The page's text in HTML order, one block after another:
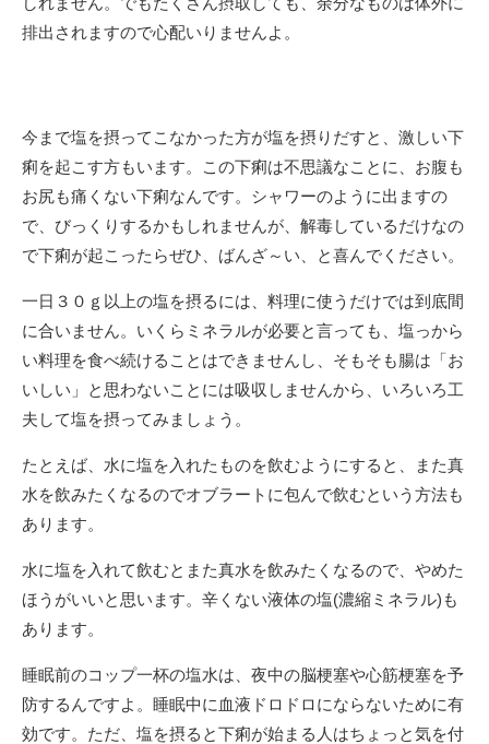
排出されますので心配いりませんよ。
今まで塩を摂ってこなかった方が塩を摂りだすと、激しい下
痢を起こす方もいます。この下痢は不思議なことに、お腹も
お尻も痛くない下痢なんです。シャワーのように出ますの
で、びっくりするかもしれませんが、解毒しているだけなの
で下痢が起こったらぜひ、ばんざ～い、と喜んでください。
一日３０ｇ以上の塩を摂るには、料理に使うだけでは到底間
に合いません。いくらミネラルが必要と言っても、塩っから
い料理を食べ続けることはできませんし、そもそも腸は「お
いしい」と思わないことには吸収しませんから、いろいろ工
夫して塩を摂ってみましょう。
たとえば、水に塩を入れたものを飲むようにすると、また真
水を飲みたくなるのでオブラートに包んで飲むという方法も
あります。
水に塩を入れて飲むとまた真水を飲みたくなるので、やめた
ほうがいいと思います。辛くない液体の塩(濃縮ミネラル)も
あります。
睡眠前のコップ一杯の塩水は、夜中の脳梗塞や心筋梗塞を予
防するんですよ。睡眠中に血液ドロドロにならないために有
効です。ただ、塩を摂ると下痢が始まる人はちょっと気を付